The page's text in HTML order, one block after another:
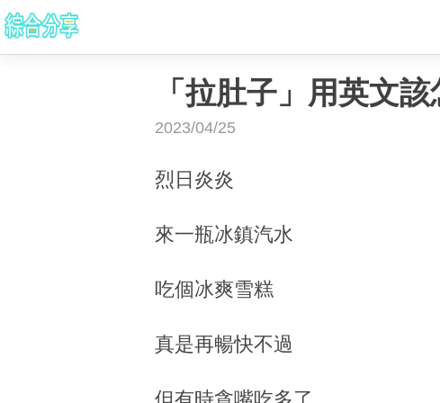
「拉肚子」用英文
2023/04/25
烈日炎炎
來一瓶冰鎮汽水
吃個冰爽雪糕
真是再暢快不過